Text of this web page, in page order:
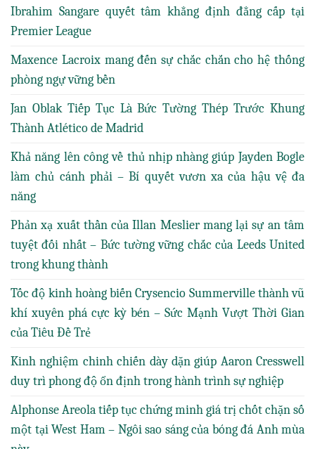
Ibrahim Sangare quyết tâm khẳng định đẳng cấp tại
Premier League
Maxence Lacroix mang đến sự chắc chắn cho hệ thống
phòng ngự vững bền
Jan Oblak Tiếp Tục Là Bức Tường Thép Trước Khung
Thành Atlético de Madrid
Khả năng lên công về thủ nhịp nhàng giúp Jayden Bogle
làm chủ cánh phải – Bí quyết vươn xa của hậu vệ đa
năng
Phản xạ xuất thần của Illan Meslier mang lại sự an tâm
tuyệt đối nhất – Bức tường vững chắc của Leeds United
trong khung thành
Tốc độ kinh hoàng biến Crysencio Summerville thành vũ
khí xuyên phá cực kỳ bén – Sức Mạnh Vượt Thời Gian
của Tiêu Đề Trẻ
Kinh nghiệm chinh chiến dày dặn giúp Aaron Cresswell
duy trì phong độ ổn định trong hành trình sự nghiệp
Alphonse Areola tiếp tục chứng minh giá trị chốt chặn số
một tại West Ham – Ngôi sao sáng của bóng đá Anh mùa